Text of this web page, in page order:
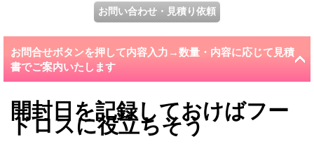
お問合せボタンを押して内容入力→数量・内容に応じて見積
書でご案内いたします
開封日を記録しておけばフー
ドロスに役立ちそう